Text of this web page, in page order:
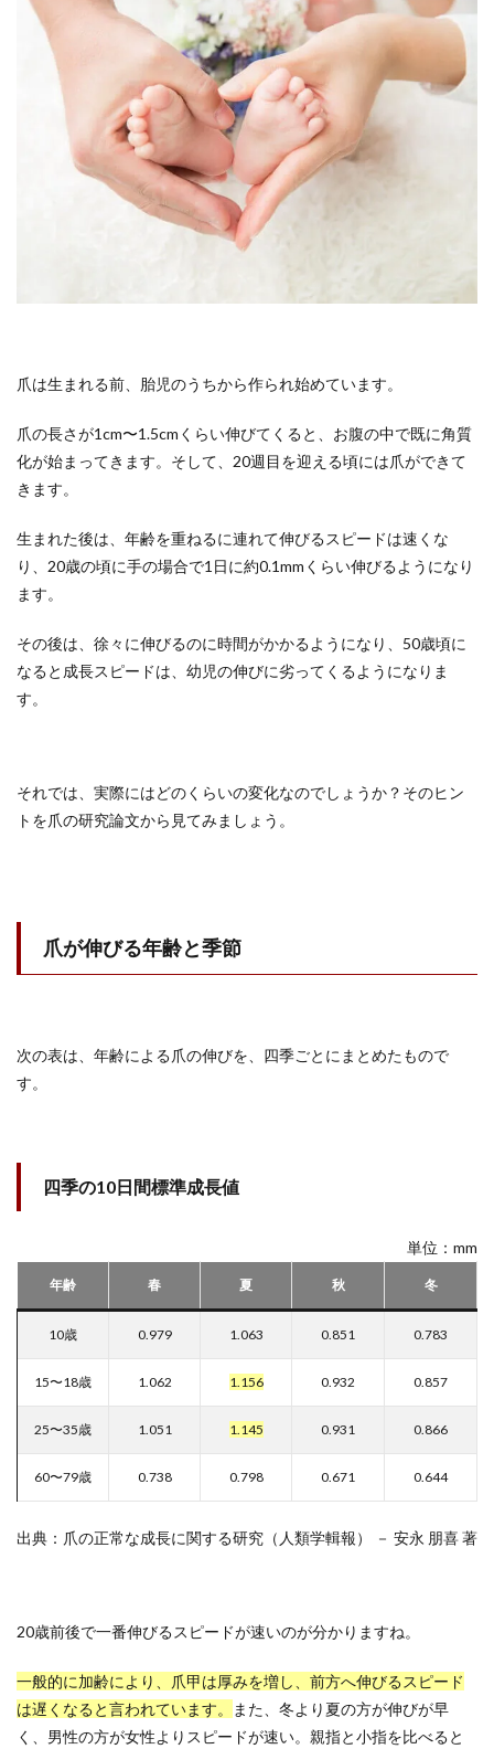
爪は生まれる前、胎児のうちから作られ始めています。
爪の長さが1cm〜1.5cmくらい伸びてくると、お腹の中で既に角質
化が始まってきます。そして、20週目を迎える頃には爪ができて
きます。
生まれた後は、年齢を重ねるに連れて伸びるスピードは速くな
り、20歳の頃に手の場合で1日に約0.1mmくらい伸びるようになり
ます。
その後は、徐々に伸びるのに時間がかかるようになり、50歳頃に
なると成長スピードは、幼児の伸びに劣ってくるようになりま
す。
それでは、実際にはどのくらいの変化なのでしょうか？そのヒン
トを爪の研究論文から見てみましょう。
爪が伸びる年齢と季節
次の表は、年齢による爪の伸びを、四季ごとにまとめたもので
す。
四季の10日間標準成長値
単位：mm
年齢 春 夏 秋 冬
10歳 0.979 1.063 0.851 0.783
15〜18歳 1.062 1.156 0.932 0.857
25〜35歳 1.051 1.145 0.931 0.866
60〜79歳 0.738 0.798 0.671 0.644
出典：爪の正常な成長に関する研究（人類学輯報） － 安永 朋喜 著
20歳前後で一番伸びるスピードが速いのが分かりますね。
一般的に加齢により、爪甲は厚みを増し、前方へ伸びるスピード
は遅くなると言われています。
また、冬より夏の方が伸びが早
く、男性の方が女性よりスピードが速い。親指と小指を比べると